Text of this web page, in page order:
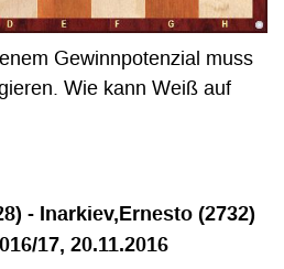
Gewinnpotenzial muss
Wie kann Weiß auf
- Inarkiev,Ernesto (2732)
17, 20.11.2016